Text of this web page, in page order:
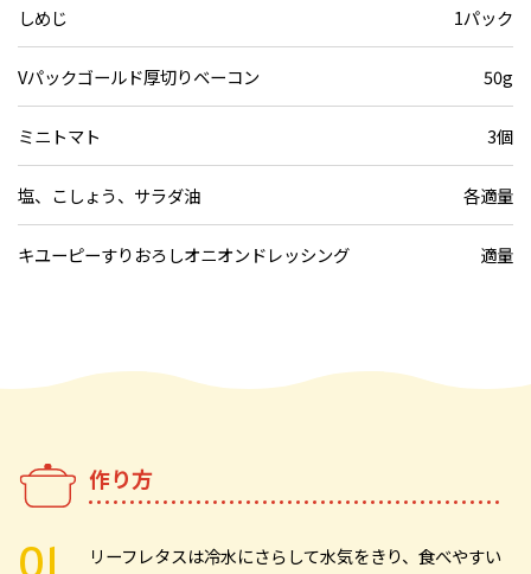
しめじ 1パック
Vパックゴールド厚切りベーコン 50g
ミニトマト 3個
塩、こしょう、サラダ油 各適量
キユーピーすりおろしオニオンドレッシング 適量
作り方
リーフレタスは冷水にさらして水気をきり、食べやすい